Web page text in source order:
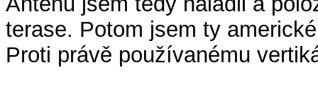
terase. Potom jsem ty
Proti právě používanému